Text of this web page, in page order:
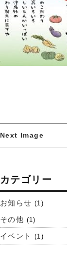
Next Image
カテゴリー
お知らせ (1)
その他 (1)
イベント (1)